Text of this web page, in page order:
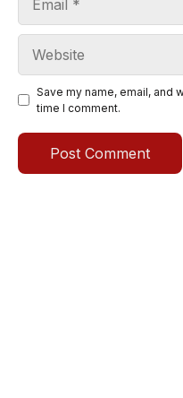
Save my name, email, and
time I comment.